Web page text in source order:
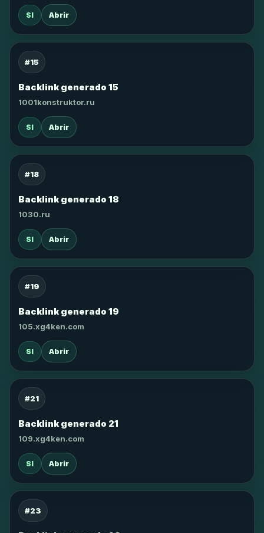
SI Abrir
#15
Backlink generado 15
1001konstruktor.ru
SI Abrir
#18
Backlink generado 18
1030.ru
SI Abrir
#19
Backlink generado 19
105.xg4ken.com
SI Abrir
#21
Backlink generado 21
109.xg4ken.com
SI Abrir
#23